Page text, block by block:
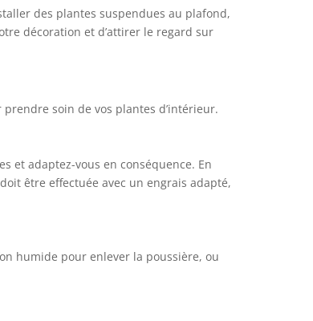
des plantes suspendues au plafond,
décoration et d’attirer le regard sur
soin de vos plantes d’intérieur.
et adaptez-vous en conséquence. En
être effectuée avec un engrais adapté,
humide pour enlever la poussière, ou